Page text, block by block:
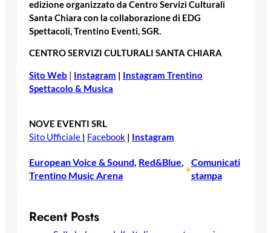
edizione organizzato da Centro Servizi Culturali
Santa Chiara con la collaborazione di EDG
Spettacoli, Trentino Eventi, SGR.
CENTRO SERVIZI CULTURALI SANTA CHIARA
Sito Web Instagram | Instagram Trentino
Spettacolo & Musica
NOVE EVENTI SRL
Sito Ufficiale | Facebook | Instagram
European Voice & Sound Red&Blue
Trentino Music Arena
•
Comunicati
stampa
Recent Posts